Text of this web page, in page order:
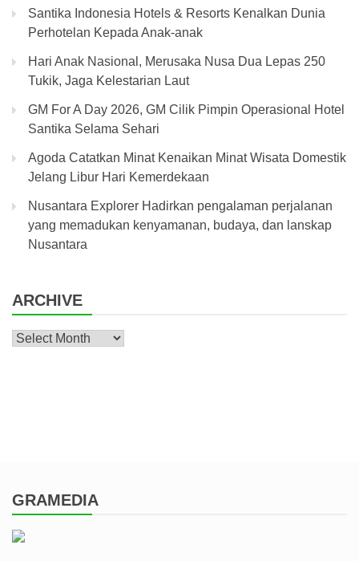
Santika Indonesia Hotels & Resorts Kenalkan Dunia
Perhotelan Kepada Anak-anak
Hari Anak Nasional, Merusaka Nusa Dua Lepas 250
Tukik, Jaga Kelestarian Laut
GM For A Day 2026, GM Cilik Pimpin Operasional Hotel
Santika Selama Sehari
Agoda Catatkan Minat Kenaikan Minat Wisata Domestik
Jelang Libur Hari Kemerdekaan
Nusantara Explorer Hadirkan pengalaman perjalanan
yang memadukan kenyamanan, budaya, dan lanskap
Nusantara
ARCHIVE
Archive
GRAMEDIA